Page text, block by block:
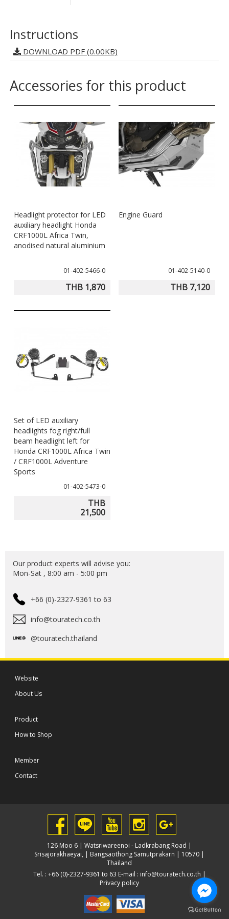
Instructions
DOWNLOAD PDF (0.00KB)
Accessories for this product
Headlight protector for LED
auxiliary headlight Honda
CRF1000L Africa Twin,
anodised natural aluminium
01-402-5466-0
THB 1,870
Engine Guard
01-402-5140-0
THB 7,120
Set of LED auxiliary
headlights fog right/full
beam headlight left for
Honda CRF1000L Africa Twin
/ CRF1000L Adventure
Sports
01-402-5473-0
THB
21,500
Our product experts will advise you:
Mon-Sat , 8:00 am - 5:00 pm
+66 (0)-2327-9361 to 63
info@touratech.co.th
@touratech.thailand
Website
About Us
Product
How to Shop
Member
Contact
126 Moo 6 | Watsriwareenoi - Ladkrabang Road |
Srisajorakhaeyai, | Bangsaothong Samutprakarn | 10570 |
Thailand
Tel. : +66 (0)-2327-9361 to 63 E-mail : info@touratech.co.th |
Privacy policy